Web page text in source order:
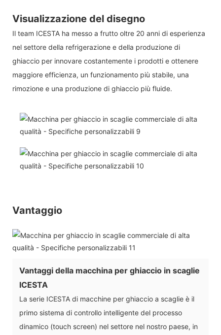
Visualizzazione del disegno
Il team ICESTA ha messo a frutto oltre 20 anni di esperienza
nel settore della refrigerazione e della produzione di
ghiaccio per innovare costantemente i prodotti e ottenere
maggiore efficienza, un funzionamento più stabile, una
rimozione e una produzione di ghiaccio più fluide.
Vantaggio
Vantaggi della macchina per ghiaccio in scaglie
ICESTA
La serie ICESTA di macchine per ghiaccio a scaglie è il
primo sistema di controllo intelligente del processo
dinamico (touch screen) nel settore nel nostro paese, in